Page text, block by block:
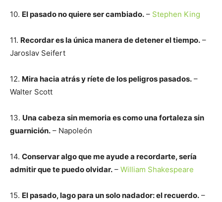
10. El pasado no quiere ser cambiado. – Stephen King
11. Recordar es la única manera de detener el tiempo. –
Jaroslav Seifert
12. Mira hacia atrás y ríete de los peligros pasados. –
Walter Scott
13. Una cabeza sin memoria es como una fortaleza sin
guarnición. – Napoleón
14. Conservar algo que me ayude a recordarte, sería
admitir que te puedo olvidar. – William Shakespeare
15. El pasado, lago para un solo nadador: el recuerdo. –